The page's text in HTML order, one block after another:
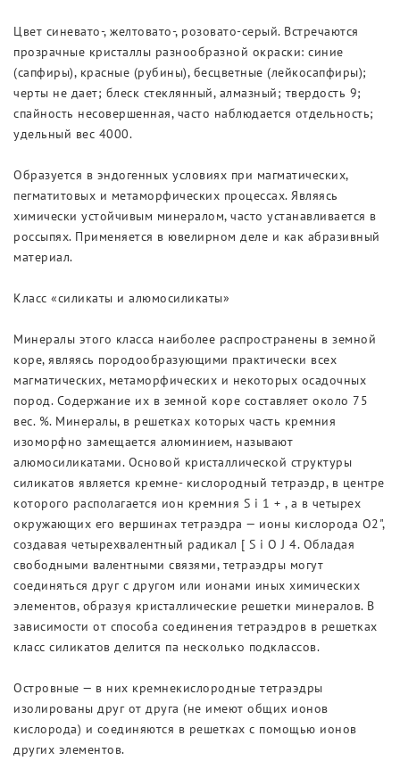
Цвет синевато-, желтовато-, розовато-серый. Встречаются
прозрачные кристаллы разнообразной окраски: синие
(сапфиры), красные (рубины), бесцветные (лейкосапфиры);
черты не дает; блеск стеклянный, алмазный; твердость 9;
спайность несовершенная, часто наблюдается отдельность;
удельный вес 4000.
Образуется в эндогенных условиях при магматических,
пегматитовых и метаморфических процессах. Являясь
химически устойчивым минералом, часто устанавливается в
россыпях. Применяется в ювелирном деле и как абразивный
материал.
Класс «силикаты и алюмосиликаты»
Минералы этого класса наиболее распространены в земной
коре, являясь породообразующими практически всех
магматических, метаморфических и некоторых осадочных
пород. Содержание их в земной коре составляет около 75
вес. %. Минералы, в решетках которых часть кремния
изоморфно замещается алюминием, называют
алюмосиликатами. Основой кристаллической структуры
силикатов является кремне- кислородный тетраэдр, в центре
которого располагается ион кремния S i 1 + , а в четырех
окружающих его вершинах тетраэдра — ионы кислорода О2",
создавая четырехвалентный радикал [ S i O J 4. Обладая
свободными валентными связями, тетраэдры могут
соединяться друг с другом или ионами иных химических
элементов, образуя кристаллические решетки минералов. В
зависимости от способа соединения тетраэдров в решетках
класс силикатов делится па несколько подклассов.
Островные — в них кремнекислородные тетраэдры
изолированы друг от друга (не имеют общих ионов
кислорода) и соединяются в решетках с помощью ионов
других элементов.